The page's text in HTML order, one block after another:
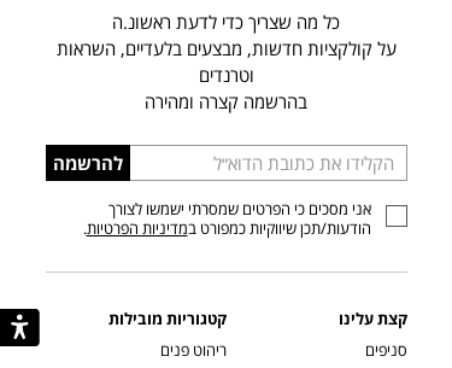
כל מה שצריך כדי לדעת ראשונ.ה
על קולקציות חדשות, מבצעים בלעדיים, השראות
וטרנדים
בהרשמה קצרה ומהירה
הכניסו
כתובת
דוא”ל
להרשמה
אני מסכים כי הפרטים שמסרתי ישמשו לצורך
הודעות/תכן שיווקיות כמפורט במדיניות הפרטיות.
קצת עלינו
סניפים
קטגוריות מובילות
ריהוט פנים